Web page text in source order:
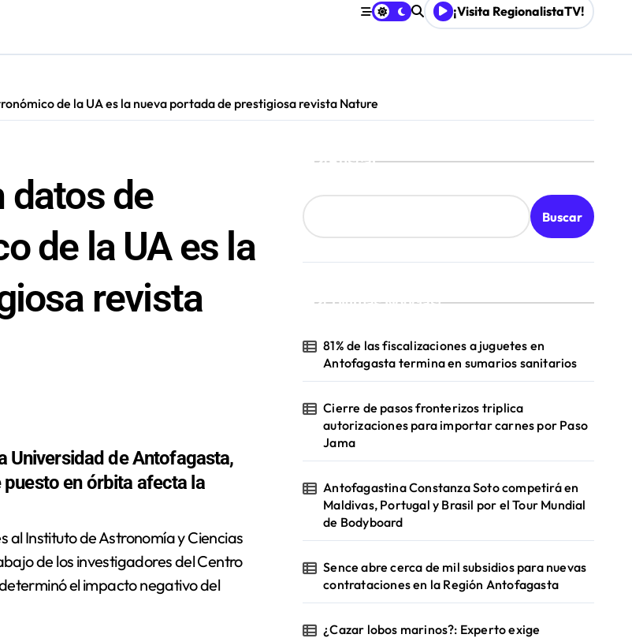
¡Visita RegionalistaTV!
de la UA es la nueva portada de prestigiosa revista Nature
datos de
de la UA es la
revista
Universidad de Antofagasta,
en órbita afecta la
de los investigadores del Centro
el impacto negativo del
Buscar
Buscar
¡Ultimas Noticias!
81% de las fiscalizaciones a juguetes en
Antofagasta termina en sumarios sanitarios
Cierre de pasos fronterizos triplica
autorizaciones para importar carnes por Paso
Jama
Antofagastina Constanza Soto competirá en
Maldivas, Portugal y Brasil por el Tour Mundial
de Bodyboard
Sence abre cerca de mil subsidios para nuevas
contrataciones en la Región Antofagasta
¿Cazar lobos marinos?: Experto exige